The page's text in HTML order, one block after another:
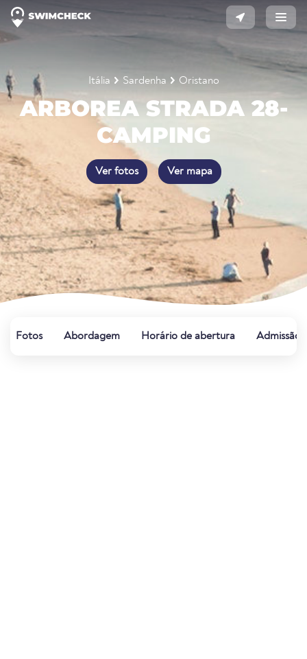
Itália Sardenha Oristano
ARBOREA STRADA 28-
CAMPING
Ver fotos Ver mapa
Fotos Abordagem Horário de abertura Admissão